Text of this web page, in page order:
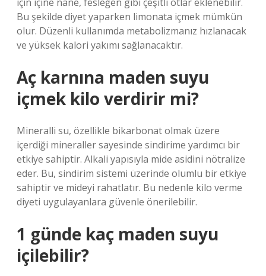
Bu şekilde diyet yaparken limonata içmek mümkün
olur. Düzenli kullanımda metabolizmanız hızlanacak
ve yüksek kalori yakımı sağlanacaktır.
Aç karnına maden suyu
içmek kilo verdirir mi?
Mineralli su, özellikle bikarbonat olmak üzere
içerdiği mineraller sayesinde sindirime yardımcı bir
etkiye sahiptir. Alkali yapısıyla mide asidini nötralize
eder. Bu, sindirim sistemi üzerinde olumlu bir etkiye
sahiptir ve mideyi rahatlatır. Bu nedenle kilo verme
diyeti uygulayanlara güvenle önerilebilir.
1 günde kaç maden suyu
içilebilir?